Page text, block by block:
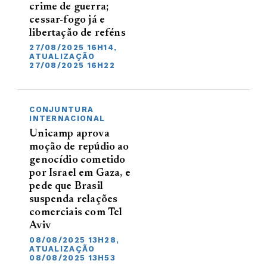
crime de guerra;
cessar-fogo já e
libertação de reféns
27/08/2025 16H14,
ATUALIZAÇÃO
27/08/2025 16H22
CONJUNTURA
INTERNACIONAL
Unicamp aprova
moção de repúdio ao
genocídio cometido
por Israel em Gaza, e
pede que Brasil
suspenda relações
comerciais com Tel
Aviv
08/08/2025 13H28,
ATUALIZAÇÃO
08/08/2025 13H53